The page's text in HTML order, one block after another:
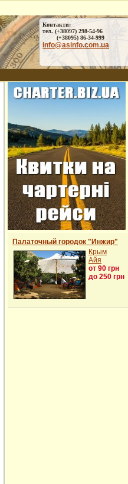
Контакти:
тел. (+38097) 298-54-96
(+38095) 86-34-999
info@asinfo.com.ua
Палаточный городок "Инжир"
Крым
Айя
от 90 грн
до 250 грн